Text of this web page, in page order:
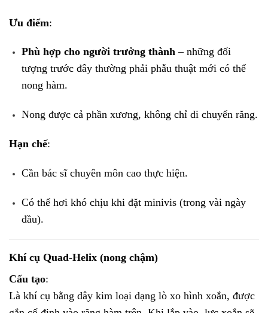
Ưu điểm:
Phù hợp cho người trưởng thành– những đối
tượng trước đây thường phải phẫu thuật mới có thể
nong hàm.
Nong được cả phần xương, không chỉ di chuyển răng.
Hạn chế:
Cần bác sĩ chuyên môn cao thực hiện.
Có thể hơi khó chịu khi đặt minivis (trong vài ngày
đầu).
Khí cụ Quad-Helix (nong chậm)
Cấu tạo:
Là khí cụ bằng dây kim loại dạng lò xo hình xoắn, được